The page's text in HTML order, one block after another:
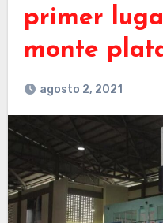
primer
monte
agosto 2, 2021